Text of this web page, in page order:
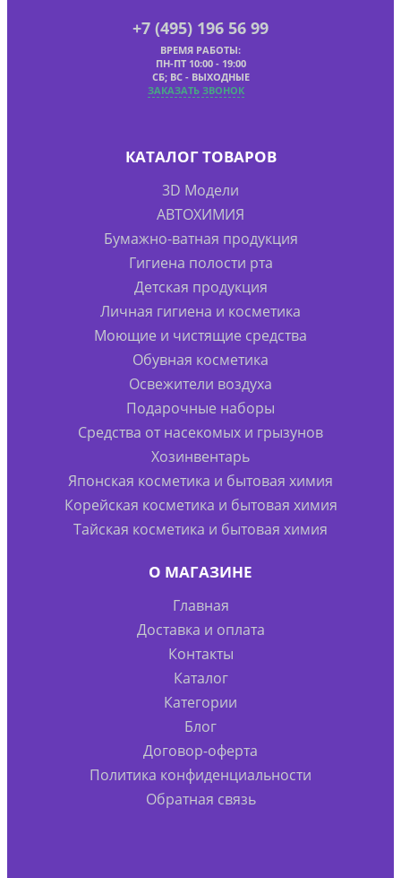
+7 (495) 196 56 99
ВРЕМЯ РАБОТЫ:
ПН-ПТ 10:00 - 19:00
СБ; ВС - ВЫХОДНЫЕ
ЗАКАЗАТЬ ЗВОНОК
КАТАЛОГ ТОВАРОВ
3D Модели
АВТОХИМИЯ
Бумажно-ватная продукция
Гигиена полости рта
Детская продукция
Личная гигиена и косметика
Моющие и чистящие средства
Обувная косметика
Освежители воздуха
Подарочные наборы
Средства от насекомых и грызунов
Хозинвентарь
Японская косметика и бытовая химия
Корейская косметика и бытовая химия
Тайская косметика и бытовая химия
О МАГАЗИНЕ
Главная
Доставка и оплата
Контакты
Каталог
Категории
Блог
Договор-оферта
Политика конфиденциальности
Обратная связь